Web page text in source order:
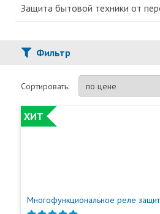
Защита бытовой техники от
Сортировать:
Фильтр
ХИТ
Многофункциональное реле